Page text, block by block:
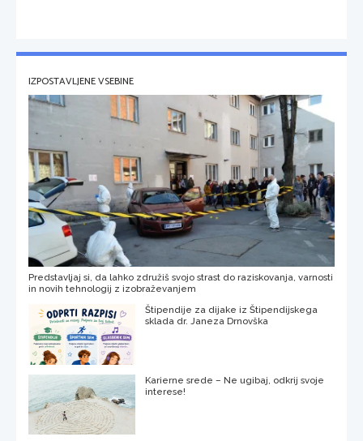
IZPOSTAVLJENE VSEBINE
Predstavljaj si, da lahko združiš svojo strast do raziskovanja, varnosti
in novih tehnologij z izobraževanjem
Štipendije za dijake iz Štipendijskega
sklada dr. Janeza Drnovška
Karierne srede – Ne ugibaj, odkrij svoje
interese!